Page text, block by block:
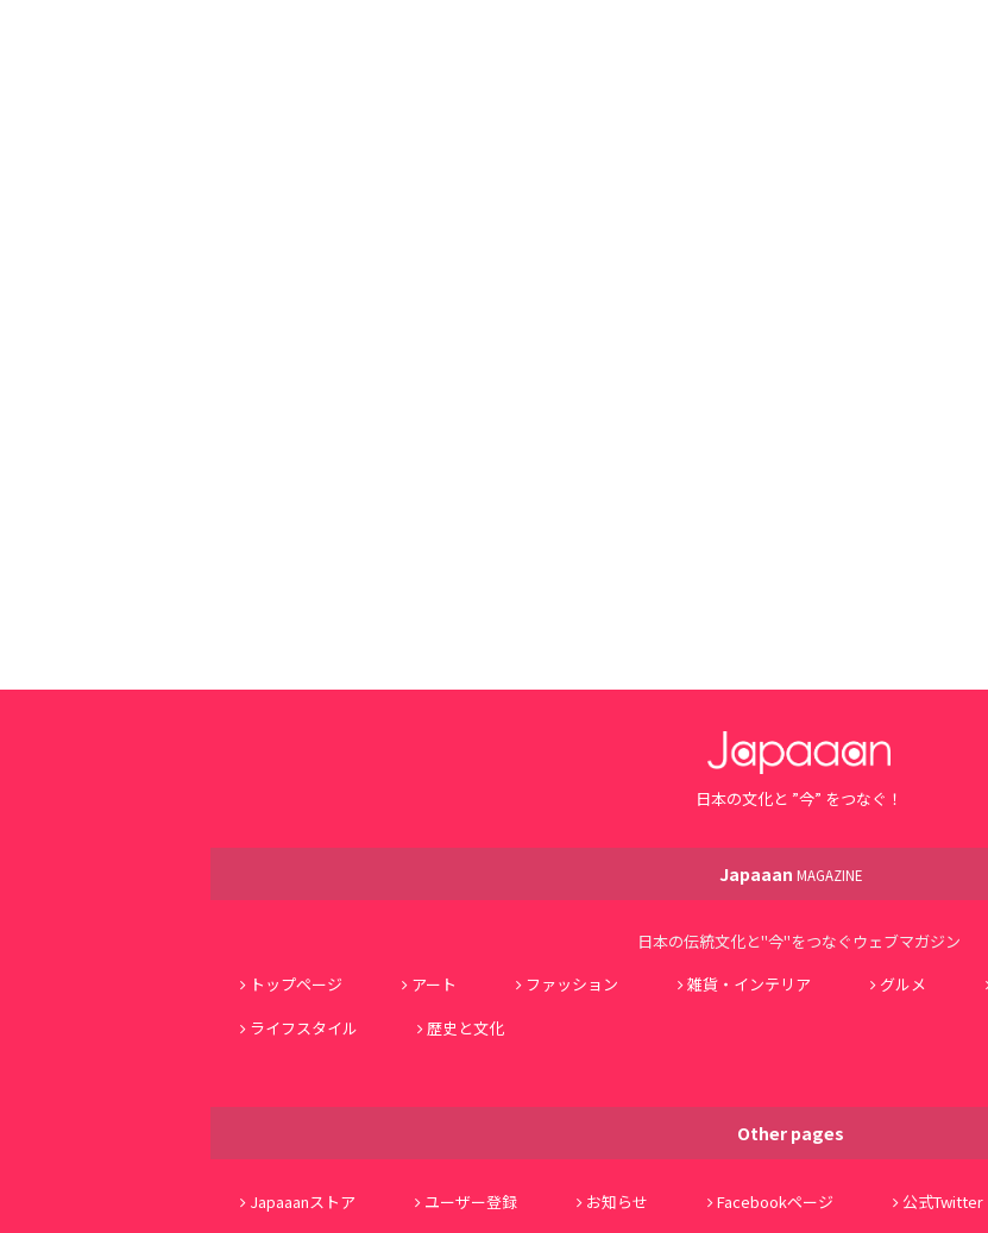
日本の文化と ”今” をつなぐ！
Japaaan MAGAZINE
日本の伝統文化と"今"をつなぐウェブマガジン
トップページ
アート ファッション 雑貨・インテリア グルメ
ライフスタイル
歴史と文化
Other pages
Japaaanストア ユーザー登録 お知らせ Facebookページ 公式Twitter